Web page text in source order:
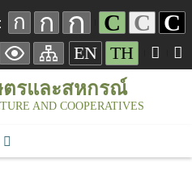
ก ก ก C C C
EN TH
ตรและสหกรณ์
AND COOPERATIVES